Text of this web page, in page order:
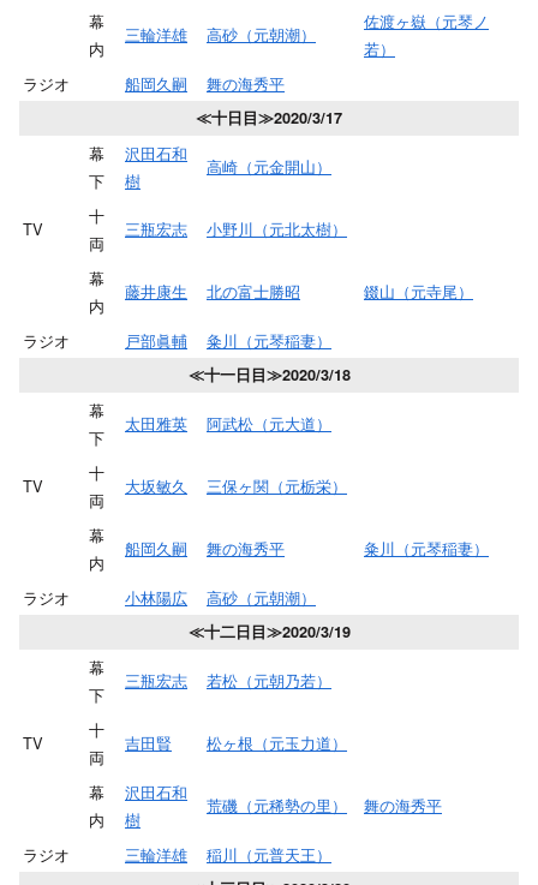
幕
内
三輪洋雄 高砂（元朝潮）
佐渡ヶ嶽（元琴ノ
若）
ラジオ
船岡久嗣 舞の海秀平
≪十日目≫2020/3/17
TV
幕
下
沢田石和
樹
高崎（元金開山）
十
両
三瓶宏志 小野川（元北太樹）
幕
内
藤井康生 北の富士勝昭 錣山（元寺尾）
ラジオ 戸部眞輔 粂川（元琴稲妻）
≪十一日目≫2020/3/18
TV
幕
下
太田雅英 阿武松（元大道）
十
両
大坂敏久 三保ヶ関（元栃栄）
幕
内
船岡久嗣 舞の海秀平 粂川（元琴稲妻）
ラジオ 小林陽広 高砂（元朝潮）
≪十二日目≫2020/3/19
TV
幕
下
三瓶宏志 若松（元朝乃若）
十
両
吉田賢 松ヶ根（元玉力道）
幕
内
沢田石和
樹
荒磯（元稀勢の里） 舞の海秀平
ラジオ 三輪洋雄 稲川（元普天王）